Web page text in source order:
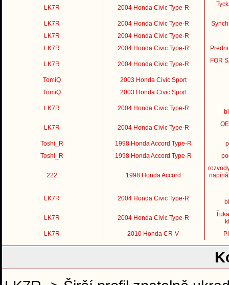
LK7R 2004 Honda Civic Type-R
LK7R 2004 Honda Civic Type-R
LK7R
2004 Honda Civic Type-R
LK7R
2004 Honda Civic Type-R
LK7R 2004 Honda Civic Type-R FOR
TomiQ
2003 Honda Civic Sport
TomiQ
2003 Honda Civic Sport
LK7R 2004 Honda Civic Type-R
LK7R 2004 Honda Civic Type-R
Toshi_R 1998 Honda Accord Type-R
Toshi_R
1998 Honda Accord Type-R
222 1998 Honda Accord
LK7R 2004 Honda Civic Type-R
LK7R 2004 Honda Civic Type-R
LK7R
2010 Honda CR-V